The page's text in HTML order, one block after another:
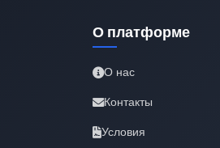
О платформе
О нас
Контакты
Условия